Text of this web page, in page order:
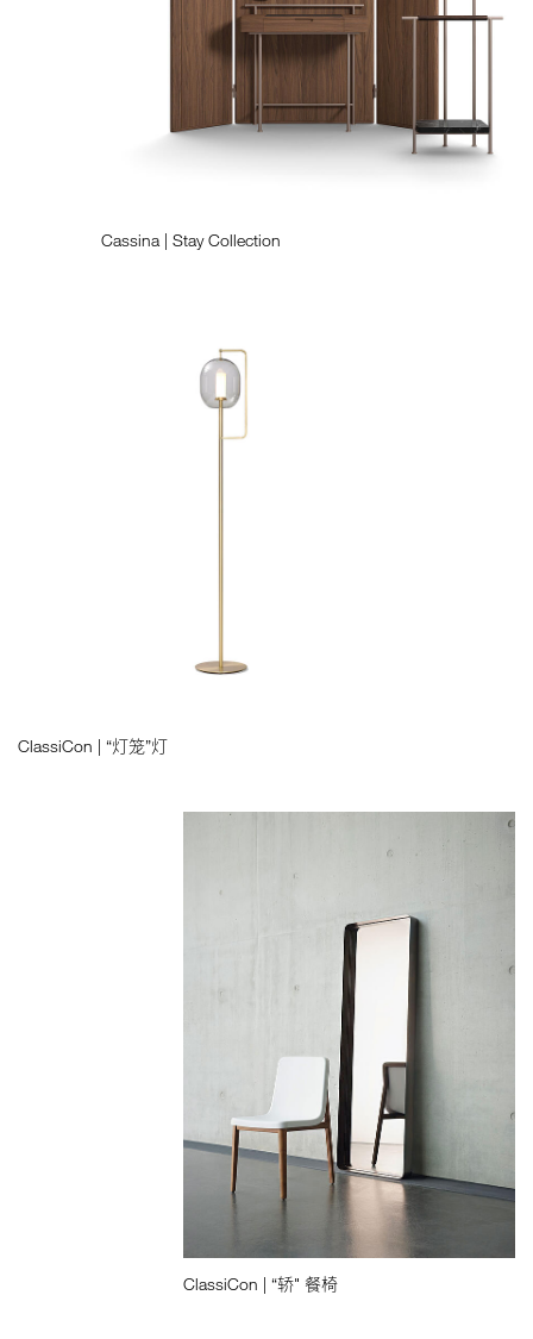
Cassina | Stay Collection
ClassiCon | “灯笼”灯
ClassiCon | “轿" 餐椅